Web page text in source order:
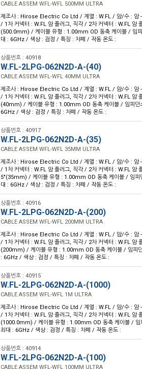
CABLE ASSEM WFL-WFL 500MM ULTRA
제조사 : Hirose Electric Co Ltd / 계열 : W.FL / 암/수 : 암 -
/ 1차 커넥터 : W.FL 암 플러그, 직각 / 2차 커넥터 : W.FL 암
(500.0mm) / 케이블 유형 : 1.00mm OD 동축 케이블 / 임
대 : 6GHz / 색상 : 검정 / 특징 : 차폐 / 작동 온도 :
상품번호 : 40918
W.FL-2LPG-062N2D-A-(40)
CABLE ASSEM WFL-WFL 40MM ULTRA
제조사 : Hirose Electric Co Ltd / 계열 : W.FL / 암/수 : 암 -
/ 1차 커넥터 : W.FL 암 플러그, 직각 / 2차 커넥터 : W.FL 암
(40mm) / 케이블 유형 : 1.00mm OD 동축 케이블 / 임피던
6GHz / 색상 : 검정 / 특징 : 차폐 / 작동 온도 :
상품번호 : 40917
W.FL-2LPG-062N2D-A-(35)
CABLE ASSEM WFL-WFL 35MM ULTRA
제조사 : Hirose Electric Co Ltd / 계열 : W.FL / 암/수 : 암 -
/ 1차 커넥터 : W.FL 암 플러그, 직각 / 2차 커넥터 : W.FL 암
5"(35mm) / 케이블 유형 : 1.00mm OD 동축 케이블 / 임피
대 : 6GHz / 색상 : 검정 / 특징 : 차폐 / 작동 온도 :
상품번호 : 40916
W.FL-2LPG-062N2D-A-(200)
CABLE ASSEM WFL-WFL 200MM ULTRA
제조사 : Hirose Electric Co Ltd / 계열 : W.FL / 암/수 : 암 -
/ 1차 커넥터 : W.FL 암 플러그, 직각 / 2차 커넥터 : W.FL 암
(200mm) / 케이블 유형 : 1.00mm OD 동축 케이블 / 임피
: 6GHz / 색상 : 검정 / 특징 : 차폐 / 작동 온도 :
상품번호 : 40915
W.FL-2LPG-062N2D-A-(1000)
CABLE ASSEM WFL-WFL 1M ULTRA
제조사 : Hirose Electric Co Ltd / 계열 : W.FL / 암/수 : 암 -
/ 1차 커넥터 : W.FL 암 플러그, 직각 / 2차 커넥터 : W.FL 암
(1000.0mm) / 케이블 유형 : 1.00mm OD 동축 케이블 / 임
최대 : 6GHz / 색상 : 검정 / 특징 : 차폐 / 작동 온도 :
상품번호 : 40914
W.FL-2LPG-062N2D-A-(100)
CABLE ASSEM WFL-WFL 100MM ULTRA